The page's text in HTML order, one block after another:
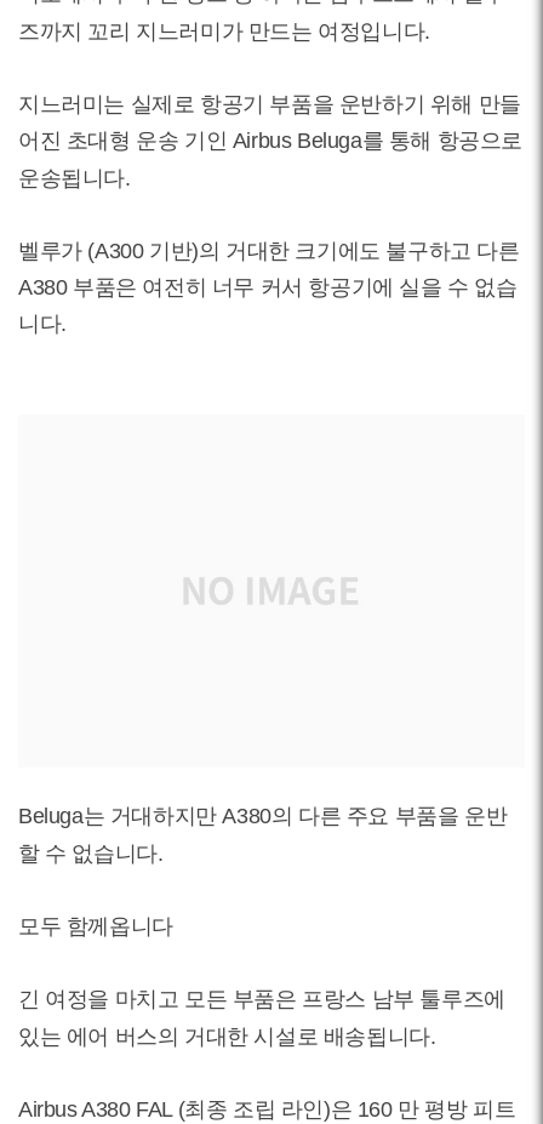
즈까지 꼬리 지느러미가 만드는 여정입니다.
지느러미는 실제로 항공기 부품을 운반하기 위해 만들
어진 초대형 운송 기인 Airbus Beluga를 통해 항공으로
운송됩니다.
벨루가 (A300 기반)의 거대한 크기에도 불구하고 다른
A380 부품은 여전히 ​​너무 커서 항공기에 실을 수 없습
니다.
Beluga는 거대하지만 A380의 다른 주요 부품을 운반
할 수 없습니다.
모두 함께옵니다
긴 여정을 마치고 모든 부품은 프랑스 남부 툴루즈에
있는 에어 버스의 거대한 시설로 배송됩니다.
Airbus A380 FAL (최종 조립 라인)은 160 만 평방 피트